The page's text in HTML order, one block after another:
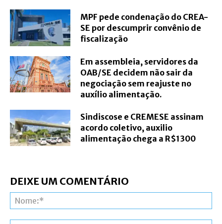
MPF pede condenação do CREA-
SE por descumprir convênio de
fiscalização
Em assembleia, servidores da
OAB/SE decidem não sair da
negociação sem reajuste no
auxílio alimentação.
Sindiscose e CREMESE assinam
acordo coletivo, auxilio
alimentação chega a R$1300
DEIXE UM COMENTÁRIO